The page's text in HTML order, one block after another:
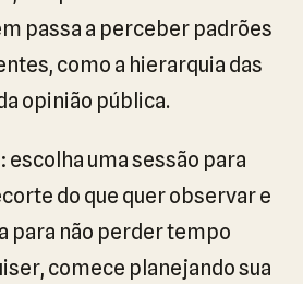
passa a perceber padrões
como a hierarquia das
opinião pública.
escolha uma sessão para
do que quer observar e
para não perder tempo
comece planejando sua